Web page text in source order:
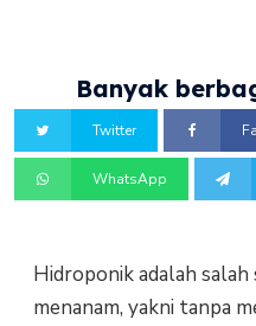
Banyak
Twitter
WhatsApp
Hidroponik adalah
menanam, yakni tanpa